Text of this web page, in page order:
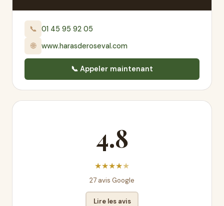
📞 01 45 95 92 05
🌐 www.harasderoseval.com
📞 Appeler maintenant
4.8
★★★★★
27 avis Google
Lire les avis